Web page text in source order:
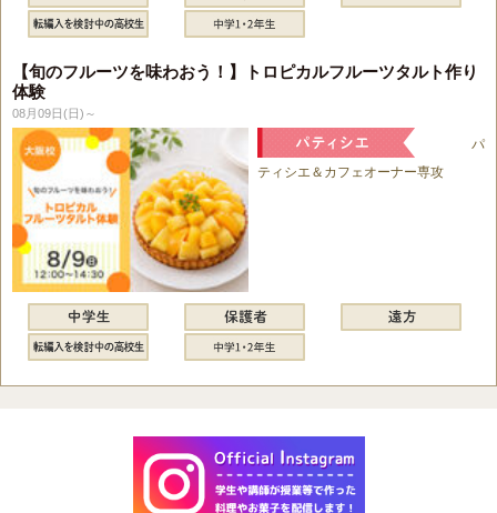
【旬のフルーツを味わおう！】トロピカルフルーツタルト作り
体験
08月09日(日)～
パ
ティシエ＆カフェオーナー専攻